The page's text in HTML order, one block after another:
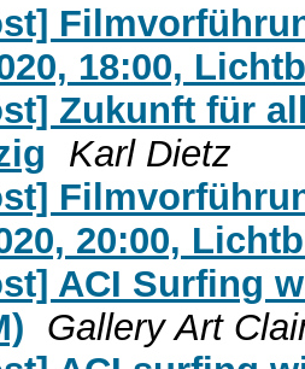
18:00,
Zukunft für
Karl Dietz
20:00,
ACI Surfing
Gallery Art